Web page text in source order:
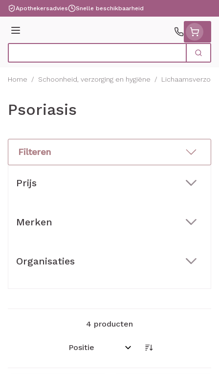
Ga naar de inhoud
Apothekersadvies Snelle beschikbaarheid
Menu
Zoek
Home / Schoonheid, verzorging en hygiëne /
Psoriasis
Filteren
Prijs
Merken
Organisaties
4 producten
Sorteer op: